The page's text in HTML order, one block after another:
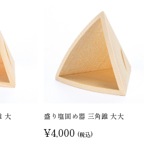
大 盛り塩固め器 三角錐 大大
¥4,000 (税込)